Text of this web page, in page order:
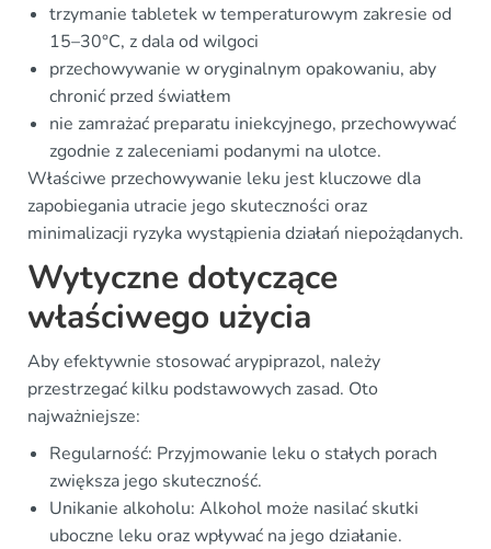
trzymanie tabletek w temperaturowym zakresie od
15–30°C, z dala od wilgoci
przechowywanie w oryginalnym opakowaniu, aby
chronić przed światłem
nie zamrażać preparatu iniekcyjnego, przechowywać
zgodnie z zaleceniami podanymi na ulotce.
Właściwe przechowywanie leku jest kluczowe dla
zapobiegania utracie jego skuteczności oraz
minimalizacji ryzyka wystąpienia działań niepożądanych.
Wytyczne dotyczące
właściwego użycia
Aby efektywnie stosować arypiprazol, należy
przestrzegać kilku podstawowych zasad. Oto
najważniejsze:
Regularność: Przyjmowanie leku o stałych porach
zwiększa jego skuteczność.
Unikanie alkoholu: Alkohol może nasilać skutki
uboczne leku oraz wpływać na jego działanie.